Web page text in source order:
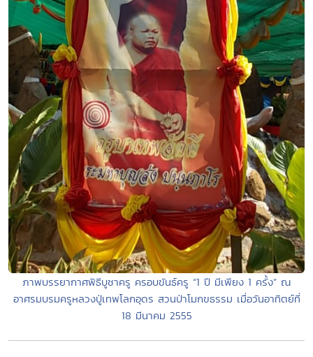
ภาพบรรยากาศพิธีบูชาครู ครอบขันธ์ครู “1 ปี มีเพียง 1 ครั้ง” ณ
อาศรมบรมครูหลวงปู่เทพโลกอุดร สวนป่าโมกขธรรม เมื่อวันอาทิตย์ที่
18 มีนาคม 2555